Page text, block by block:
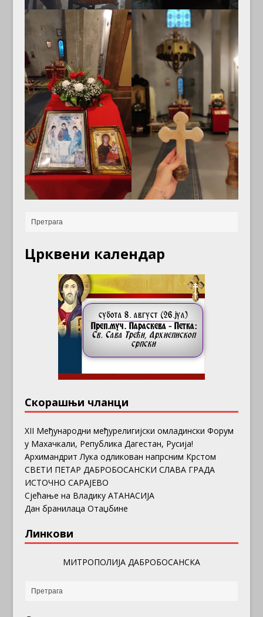
Црквени календар
Скорашњи чланци
ХII Међународни међурелигијски омладински Форум
у Махачкали, Република Дагестан, Русија!
Архимандрит Лука одликован напрсним Крстом
СВЕТИ ПЕТАР ДАБРОБОСАНСКИ СЛАВА ГРАДА
ИСТОЧНО САРАЈЕВО
Сјећање на Владику АТАНАСИЈА
Дан бранилаца Отаџбине
Линкови
МИТРОПОЛИЈА ДАБРОБОСАНСКА